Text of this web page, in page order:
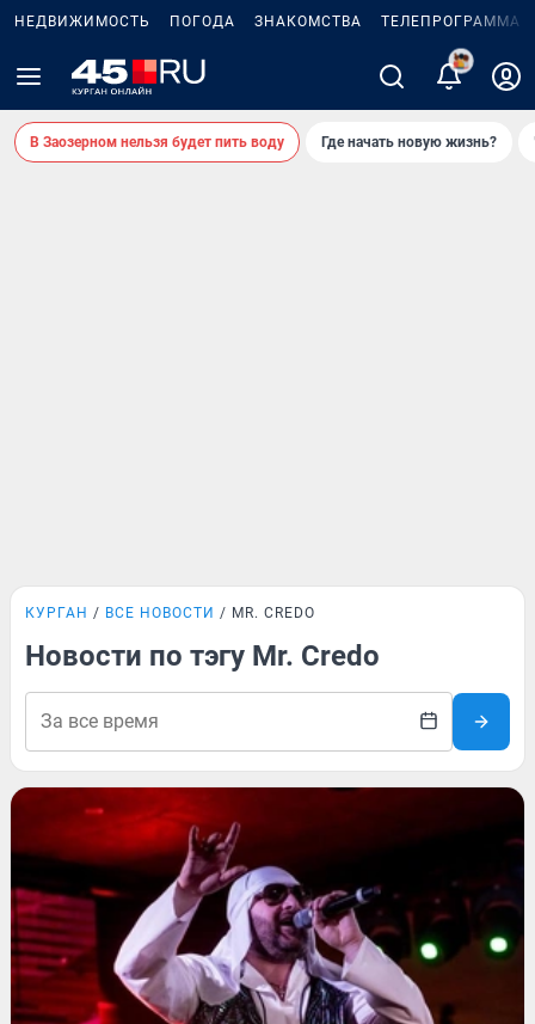
НЕДВИЖИМОСТЬ ПОГОДА ЗНАКОМСТВА ТЕЛЕПРОГРАММА
В Заозерном нельзя будет пить воду Где начать новую жизнь?
КУРГАН ВСЕ НОВОСТИ MR. CREDO
Новости по тэгу Mr. Credo